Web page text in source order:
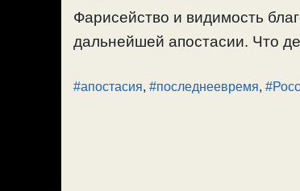
Фарисейство и видимость
дальнейшей апостасии. Что
#апостасия, #последнеевремя,